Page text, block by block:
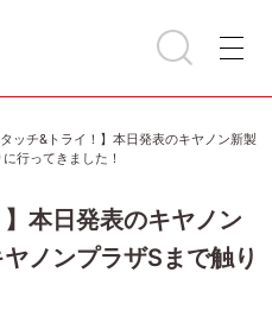
タッチ&トライ！】本日発表のキヤノン新製
行ってきました！
】本日発表のキヤノン
ノンプラザSまで触り